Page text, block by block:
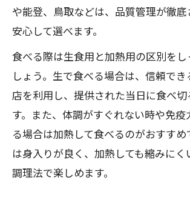
や能登、鳥取などは、品質管理が徹
安心して選べます。
食べる際は生食用と加熱用の区別をし
しょう。生で食べる場合は、信頼で
店を利用し、提供された当日に食べ
す。また、体調がすぐれない時や免疫
る場合は加熱して食べるのがおすすめ
は身入りが良く、加熱しても縮みに
調理法で楽しめます。